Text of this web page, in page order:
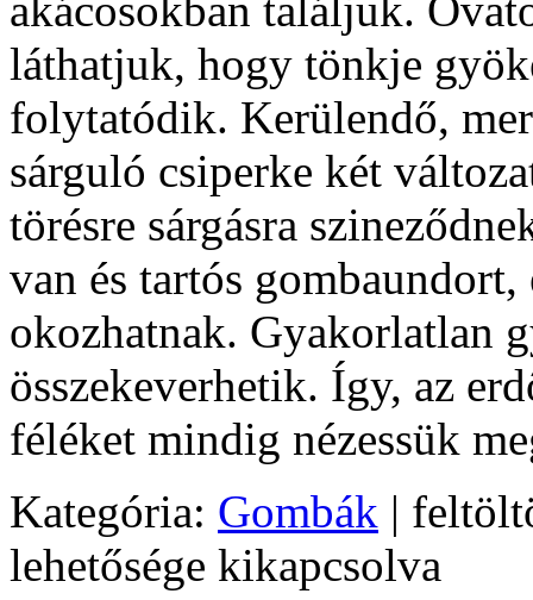
láthatjuk, hogy tönkje
folytatódik. Kerülendő,
sárguló csiperke két
törésre sárgásra
van és tartós gombaundort,
okozhatnak. Gyakorlatlan
összekeverhetik. Így, az
féléket mindig nézessük
Kategória: Gombák |
lehetősége kikapcsolva